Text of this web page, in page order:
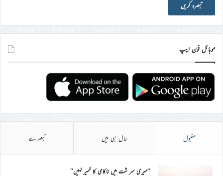
موبائل فون ایپ
مقبول حال ہی میں تبصرے
’’میری سر شت میں ناکامی کا خمیر نہیں‘‘